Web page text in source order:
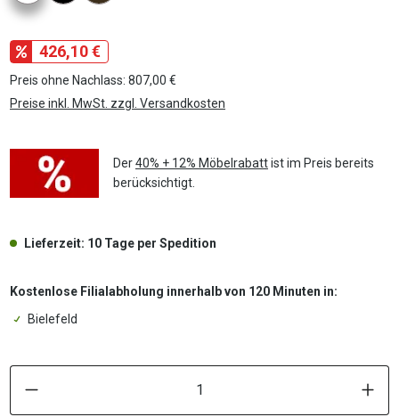
426,10 €
Preis ohne Nachlass: 807,00 €
Preise inkl. MwSt. zzgl. Versandkosten
Der40% + 12% Möbelrabattist im Preis bereits
berücksichtigt.
Lieferzeit: 10 Tage per Spedition
Kostenlose Filialabholung innerhalb von 120 Minuten in:
Bielefeld